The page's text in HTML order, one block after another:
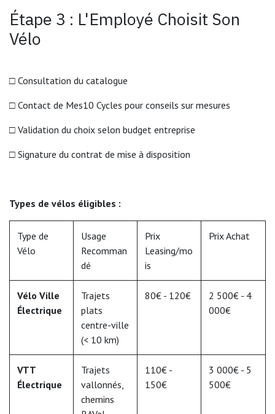
Étape 3 : L'Employé Choisit Son
Vélo
□ Consultation du catalogue
□ Contact de Mes10 Cycles pour conseils sur mesures
□ Validation du choix selon budget entreprise
□ Signature du contrat de mise à disposition
Types de vélos éligibles :
Type de
Vélo
Usage
Recomman
dé
Prix
Leasing/mo
is
Prix Achat
Vélo Ville
Électrique
Trajets
plats
centre-ville
(< 10 km)
80€ - 120€
2 500€ - 4
000€
VTT
Électrique
Trajets
vallonnés,
chemins
110€ -
150€
3 000€ - 5
500€